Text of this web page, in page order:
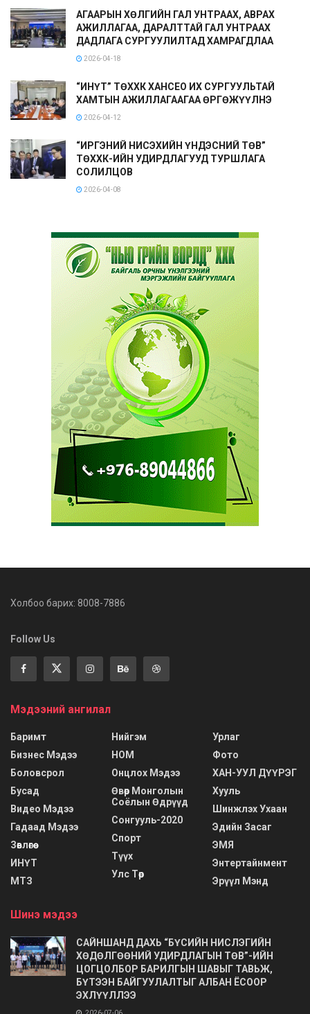
АГААРЫН ХӨЛГИЙН ГАЛ УНТРААХ, АВРАХ
АЖИЛЛАГАА, ДАРАЛТТАЙ ГАЛ УНТРААХ
ДАДЛАГА СУРГУУЛИЛТАД ХАМРАГДЛАА
2026-04-18
“ИНҮТ” ТӨХХК ХАНСЕО ИХ СУРГУУЛЬТАЙ
ХАМТЫН АЖИЛЛАГААГАА ӨРГӨЖҮҮЛНЭ
2026-04-12
“ИРГЭНИЙ НИСЭХИЙН ҮНДЭСНИЙ ТӨВ”
ТӨХХК-ИЙН УДИРДЛАГУУД ТУРШЛАГА
СОЛИЛЦОВ
2026-04-08
Холбоо барих: 8008-7886
Follow Us
Мэдээний ангилал
Баримт
Бизнес Мэдээ
Боловсрол
Бусад
Видео Мэдээ
Гадаад Мэдээ
Зөвлөгөө
ИНҮТ
МТЗ
Нийгэм
НОМ
Онцлох Мэдээ
Өвөр Монголын
Соёлын Өдрүүд
Сонгууль-2020
Спорт
Түүх
Улс Төр
Урлаг
Фото
ХАН-УУЛ ДҮҮРЭГ
Хууль
Шинжлэх Ухаан
Эдийн Засаг
ЭМЯ
Энтертайнмент
Эрүүл Мэнд
Шинэ мэдээ
САЙНШАНД ДАХЬ “БҮСИЙН НИСЛЭГИЙН
ХӨДӨЛГӨӨНИЙ УДИРДЛАГЫН ТӨВ”-ИЙН
ЦОГЦОЛБОР БАРИЛГЫН ШАВЫГ ТАВЬЖ,
БҮТЭЭН БАЙГУУЛАЛТЫГ АЛБАН ЁСООР
ЭХЛҮҮЛЛЭЭ